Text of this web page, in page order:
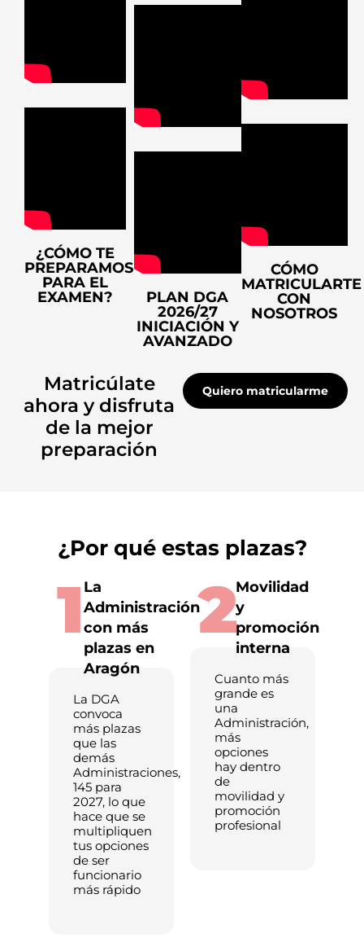
¿CÓMO TE
PREPARAMOS
PARA EL
EXAMEN?
PLAN DGA
2026/27
INICIACIÓN Y
AVANZADO
CÓMO
MATRICULARTE
CON
NOSOTROS
Matricúlate
ahora y disfruta
de la mejor
preparación
Quiero matricularme
¿Por qué estas plazas?
1 La
Administración
con más
plazas en
Aragón
La DGA
convoca
más plazas
que las
demás
Administraciones,
145 para
2027, lo que
hace que se
multipliquen
tus opciones
de ser
funcionario
más rápido
2Movilidad
y
promoción
interna
Cuanto más
grande es
una
Administración,
más
opciones
hay dentro
de
movilidad y
promoción
profesional